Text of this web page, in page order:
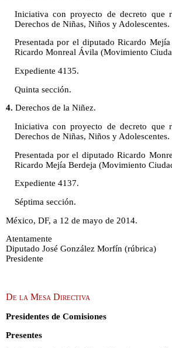
Iniciativa con proyecto de decreto
Derechos de Niñas, Niños y Adolescentes.
Presentada por el diputado Ricardo
Ricardo Monreal Ávila (Movimiento
Expediente 4135.
Quinta sección.
4. Derechos de la Niñez.
Iniciativa con proyecto de decreto
Derechos de Niñas, Niños y Adolescentes.
Presentada por el diputado Ricardo
Ricardo Mejía Berdeja (Movimiento
Expediente 4137.
Séptima sección.
México, DF, a 12 de mayo de 2014.
Atentamente
Diputado José González Morfín (rúbrica)
Presidente
De la Mesa Directiva
Presidentes de Comisiones
Presentes